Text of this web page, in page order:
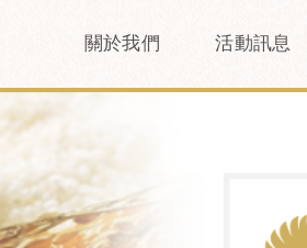
關於我們 活動訊息